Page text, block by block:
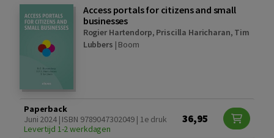
Access portals for citizens and small
businesses
Rogier Hartendorp, Priscilla Haricharan, Tim
Lubbers | Boom
Paperback
Juni 2024 | ISBN 9789047302049 | 1e druk
Levertijd 1-2 werkdagen
36,95